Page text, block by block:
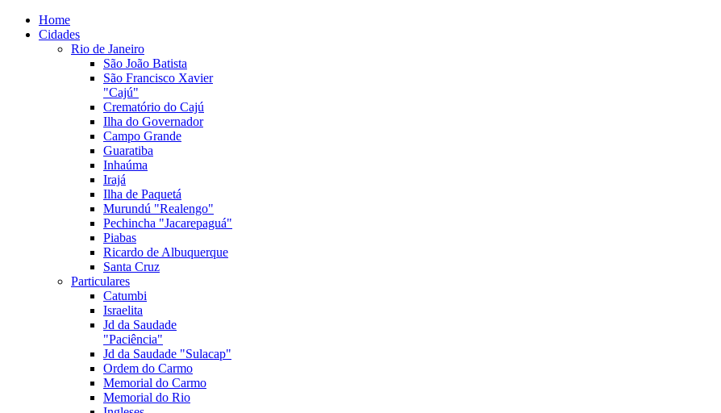
Home
Cidades
Rio de Janeiro
São João Batista
São Francisco Xavier
"Cajú"
Crematório do Cajú
Ilha do Governador
Campo Grande
Guaratiba
Inhaúma
Irajá
Ilha de Paquetá
Murundú "Realengo"
Pechincha "Jacarepaguá"
Piabas
Ricardo de Albuquerque
Santa Cruz
Particulares
Catumbi
Israelita
Jd da Saudade
"Paciência"
Jd da Saudade "Sulacap"
Ordem do Carmo
Memorial do Carmo
Memorial do Rio